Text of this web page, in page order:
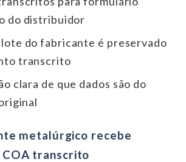
do distribuidor
do fabricante é preservado
transcrito
clara de que dados são do
metalúrgico recebe
transcrito